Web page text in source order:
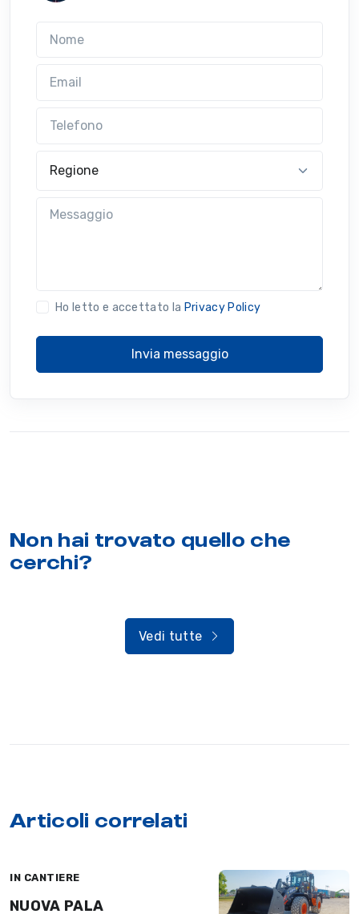
Ho letto e accettato la Privacy Policy
Invia messaggio
Non hai trovato quello che
cerchi?
Vedi tutte
Articoli correlati
IN CANTIERE
NUOVA PALA